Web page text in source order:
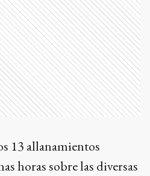
13 allanamientos
horas sobre las diversas